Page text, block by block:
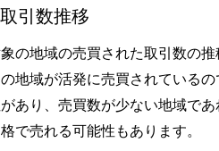
取引数推移
の地域の売買された取引数の推
地域が活発に売買されている
あり、売買数が少ない地域で
で売れる可能性もあります。